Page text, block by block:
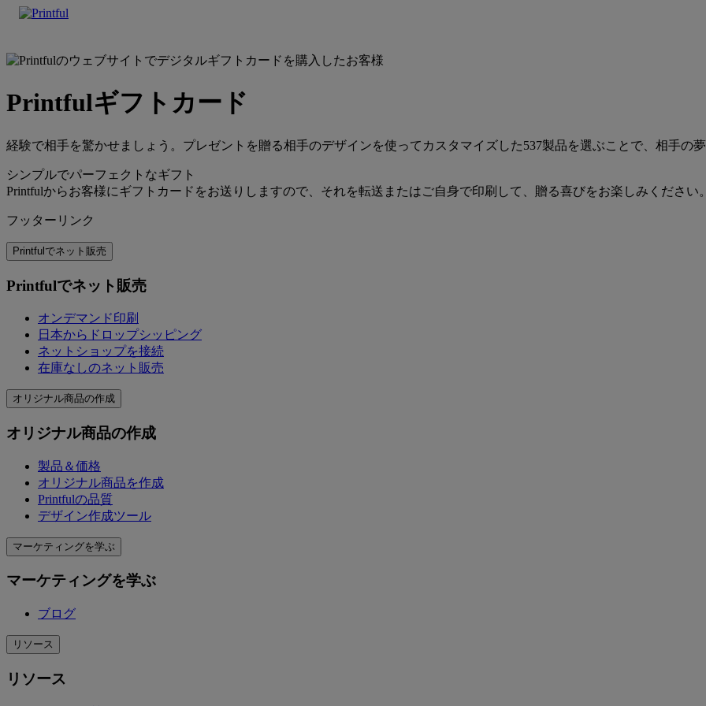
Printfulギフトカード
経験で相手を驚かせましょう。プレゼントを贈る相手のデザインを使ってカスタマイズした537製品を選ぶことで、相手の
シンプルでパーフェクトなギフト
Printfulからお客様にギフトカードをお送りしますので、それを転送またはご自身で印刷して、贈る喜びをお楽しみください。
フッターリンク
Printfulでネット販売
Printfulでネット販売
オンデマンド印刷
日本からドロップシッピング
ネットショップを接続
在庫なしのネット販売
オリジナル商品の作成
オリジナル商品の作成
製品＆価格
オリジナル商品を作成
Printfulの品質
デザイン作成ツール
マーケティングを学ぶ
マーケティングを学ぶ
ブログ
リソース
リソース